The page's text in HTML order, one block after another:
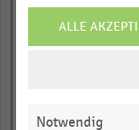
displaying
Range:
ALLE
Notwendig